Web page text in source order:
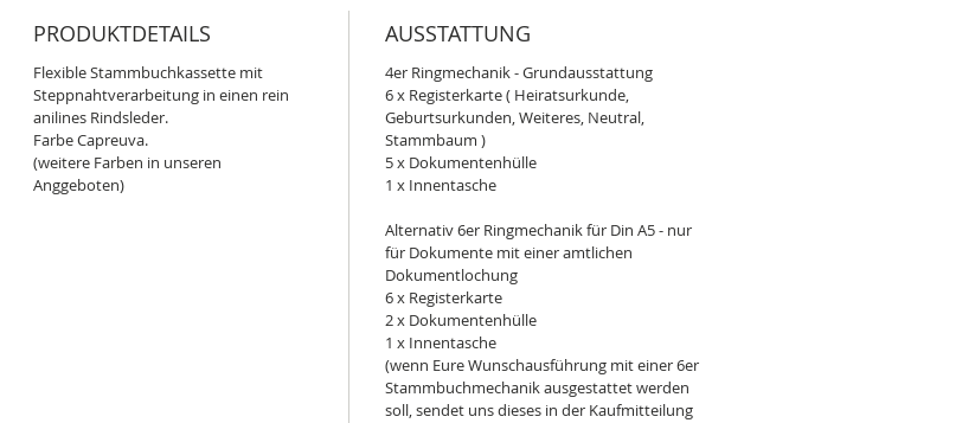
PRODUKTDETAILS
Flexible Stammbuchkassette mit
Steppnahtverarbeitung in einen rein
anilines Rindsleder.
Farbe Capreuva.
(weitere Farben in unseren
Anggeboten)
AUSSTATTUNG
4er Ringmechanik - Grundausstattung
6 x Registerkarte ( Heiratsurkunde,
Geburtsurkunden, Weiteres, Neutral,
Stammbaum )
5 x Dokumentenhülle
1 x Innentasche
Alternativ 6er Ringmechanik für Din A5 - nur
für Dokumente mit einer amtlichen
Dokumentlochung
6 x Registerkarte
2 x Dokumentenhülle
1 x Innentasche
(wenn Eure Wunschausführung mit einer 6er
Stammbuchmechanik ausgestattet werden
soll, sendet uns dieses in der Kaufmitteilung